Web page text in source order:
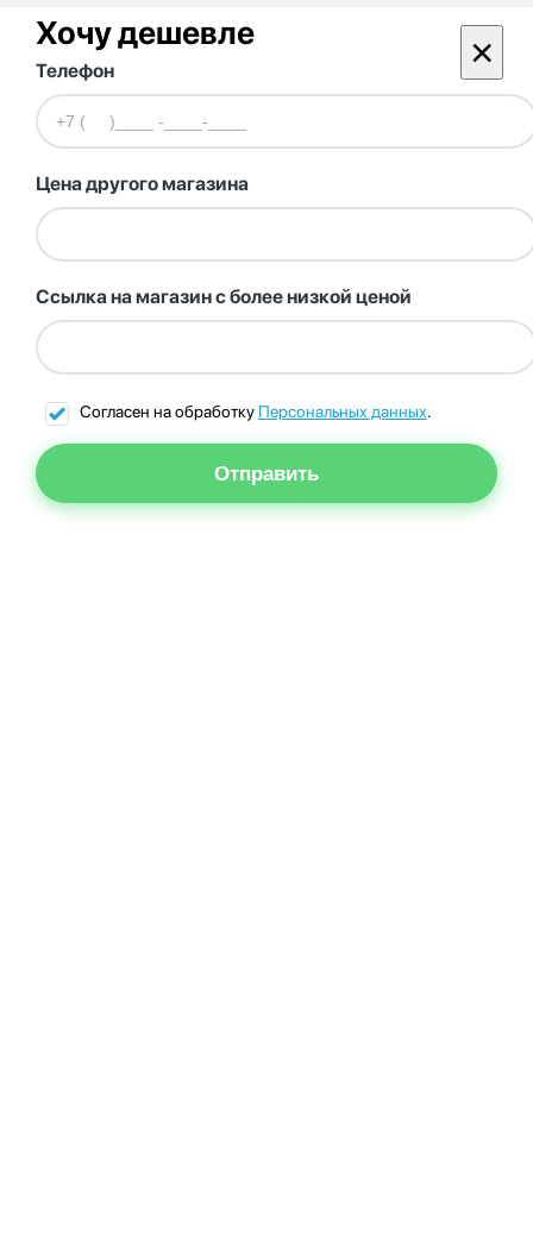
Хочу дешевле ×
Телефон
Цена другого магазина
Ссылка на магазин с более низкой ценой
Согласен на обработку Персональных данных.
Отправить